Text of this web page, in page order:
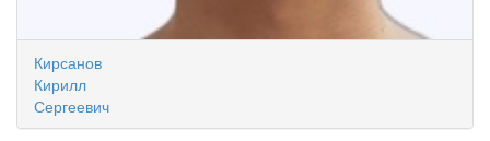
Кирсанов
Кирилл
Сергеевич